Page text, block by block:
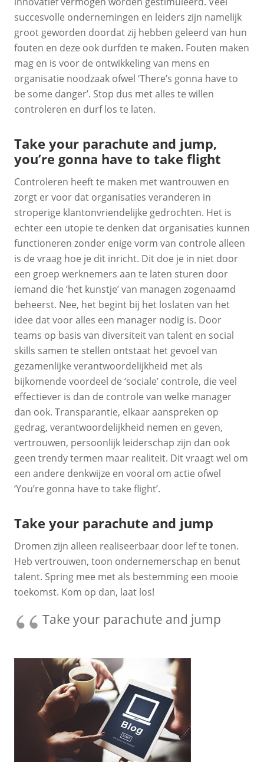
succesvolle ondernemingen en leiders zijn namelijk
groot geworden doordat zij hebben geleerd van hun
fouten en deze ook durfden te maken. Fouten maken
mag en is voor de ontwikkeling van mens en
organisatie noodzaak ofwel ‘There’s gonna have to
be some danger’. Stop dus met alles te willen
controleren en durf los te laten.
Take your parachute and jump,
you’re gonna have to take flight
Controleren heeft te maken met wantrouwen en
zorgt er voor dat organisaties veranderen in
stroperige klantonvriendelijke gedrochten. Het is
echter een utopie te denken dat organisaties kunnen
functioneren zonder enige vorm van controle alleen
is de vraag hoe je dit inricht. Dit doe je in niet door
een groep werknemers aan te laten sturen door
iemand die ‘het kunstje’ van managen zogenaamd
beheerst. Nee, het begint bij het loslaten van het
idee dat voor alles een manager nodig is. Door
teams op basis van diversiteit van talent en social
skills samen te stellen ontstaat het gevoel van
gezamenlijke verantwoordelijkheid met als
bijkomende voordeel de ‘sociale’ controle, die veel
effectiever is dan de controle van welke manager
dan ook. Transparantie, elkaar aanspreken op
gedrag, verantwoordelijkheid nemen en geven,
vertrouwen, persoonlijk leiderschap zijn dan ook
geen trendy termen maar realiteit. Dit vraagt wel om
een andere denkwijze en vooral om actie ofwel
‘You’re gonna have to take flight’.
Take your parachute and jump
Dromen zijn alleen realiseerbaar door lef te tonen.
Heb vertrouwen, toon ondernemerschap en benut
talent. Spring mee met als bestemming een mooie
toekomst. Kom op dan, laat los!
Take your parachute and jump